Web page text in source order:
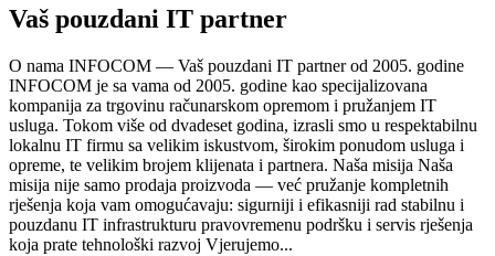
Vaš pouzdani IT partner
O nama INFOCOM — Vaš pouzdani IT partner od 2005. godine
INFOCOM je sa vama od 2005. godine kao specijalizovana
kompanija za trgovinu računarskom opremom i pružanjem IT
usluga. Tokom više od dvadeset godina, izrasli smo u respektabilnu
lokalnu IT firmu sa velikim iskustvom, širokim ponudom usluga i
opreme, te velikim brojem klijenata i partnera. Naša misija Naša
misija nije samo prodaja proizvoda — već pružanje kompletnih
rješenja koja vam omogućavaju: sigurniji i efikasniji rad stabilnu i
pouzdanu IT infrastrukturu pravovremenu podršku i servis rješenja
koja prate tehnološki razvoj Vjerujemo...